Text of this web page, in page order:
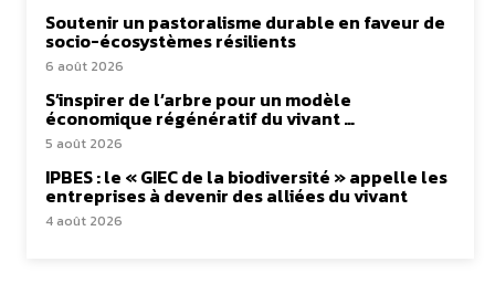
Soutenir un pastoralisme durable en faveur de
socio-écosystèmes résilients
6 août 2026
S’inspirer de l’arbre pour un modèle
économique régénératif du vivant …
5 août 2026
IPBES : le « GIEC de la biodiversité » appelle les
entreprises à devenir des alliées du vivant
4 août 2026